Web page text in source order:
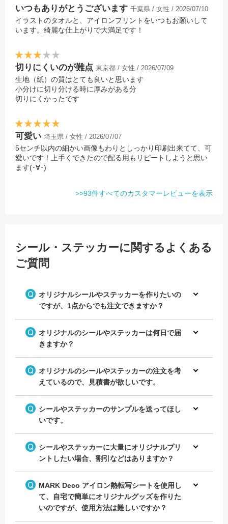
いつもありがとうございます 千葉県 / 女性 / 2026/07/10
イラストのタオルと、アイロンプリントをいつもお願いして
います。綺麗な仕上がりで大満足です！
切りにくいのが難点 東京都 / 女性 / 2026/07/09
生地（紙）の質はとても良いと思います
小分けに切り分ける時に厚みがある分
切りにくかったです
可愛い 埼玉県 / 女性 / 2026/07/07
5センチ以内の細かい画像もわりとしっかり印刷出来てて、可
愛いです！上手くできたので配る用もリピートしようと思い
ます(･∀･)
>>93件すべてのカスタマーレビューを表示
シール・ステッカーに関するよくある
ご質問
オリジナルシールやステッカーを作りたいの
ですが、1点からでも注文できますか？
オリジナルのシールやステッカーは何日で届
きますか？
オリジナルのシールやステッカーの注文を考
えているので、見積書が欲しいです。
シールやステッカーのサンプルを送ってほし
いです。
シールやステッカーに大量にオリジナルプリ
ントしたい場合、割引などはありますか？
MARK Deco アイロン熱転写シートを使用し
て、自宅で簡単にオリジナルグッズを作りた
いのですが、使用方法は難しいですか？